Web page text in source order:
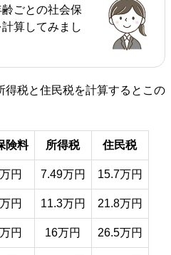
ごとの社会保
算してみまし
得税と住民税を計算するとこの
険料 所得税 住民税
円 7.49万円 15.7万円
円 11.3万円 21.8万円
円 16万円 26.5万円